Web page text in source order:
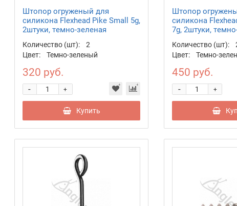
Штопор огруженый для
силикона Flexhead Pike Small 5g,
2штуки, темно-зеленая
Количество (шт):
2
Цвет:
Темно-зеленый
320 руб.
+
-
Купить
Штопор
силикона
7g, 2штуки,
Количество (шт):
Цвет:
Темно-
450 руб.
+
-